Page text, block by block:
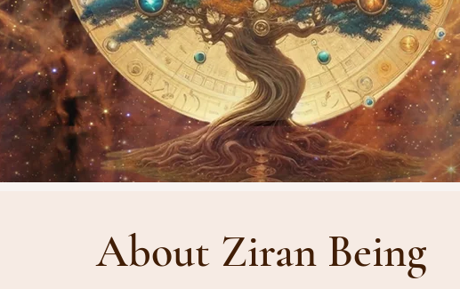
We Observe the way of Ziran and Meditate the inherent of
About Ziran Being